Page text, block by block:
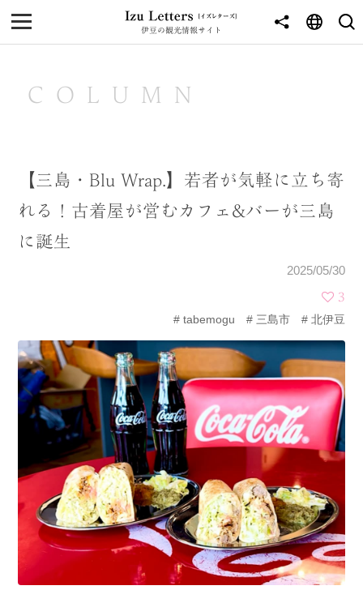
伊豆の観光情報サイト
MENU
NEWS
東伊豆
CATEGORY
海 岬
花
池・滝・川 山・公園・棚田
町並み 観光施設
動物と触れ合える場所 カフェ・スイーツ
COLUMN
【三島・Blu Wrap.】若者が気軽に立ち寄
れる！古着屋が営むカフェ&バーが三島
に誕生
2025/05/30
3
tabemogu
三島市 北伊豆